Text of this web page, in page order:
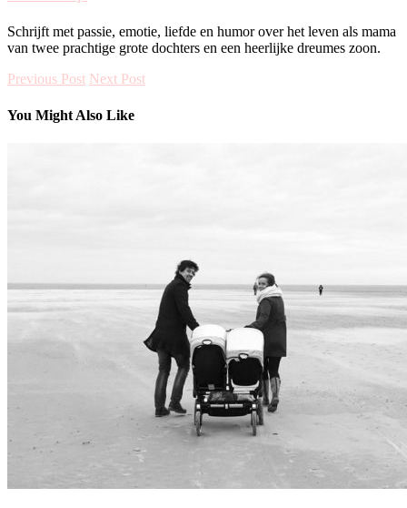
Schrijft met passie, emotie, liefde en humor over het leven als mama
van twee prachtige grote dochters en een heerlijke dreumes zoon.
Previous Post Next Post
You Might Also Like